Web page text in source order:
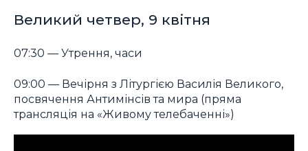
Великий четвер, 9 квітня
07:30 — Утрення, часи
09:00 — Вечірня з Літургією Василія Великого,
посвячення Антимінсів та мира (пряма
трансляція на «Живому телебаченні»)